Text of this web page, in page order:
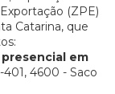
(ZPE)
Catarina, que
em
4600 - Saco